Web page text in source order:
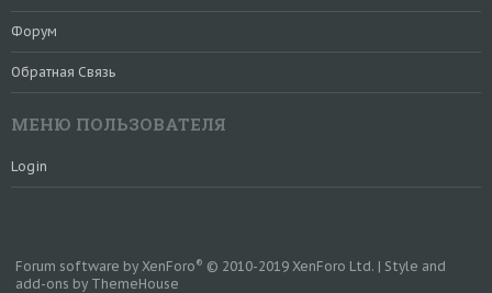
Форум
Обратная Связь
МЕНЮ ПОЛЬЗОВАТЕЛЯ
Login
Forum software by XenForo® © 2010-2019 XenForo Ltd. | Style and
add-ons by ThemeHouse